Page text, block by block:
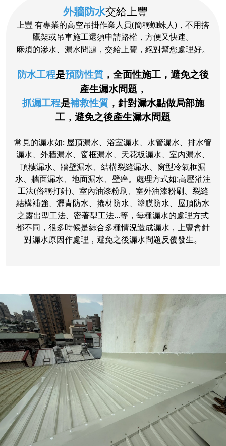
外牆防水交給上豐
上豐 有專業的高空吊掛作業人員(簡稱蜘蛛人)，不用搭
鷹架或吊車施工還須申請路權，方便又快速。
麻煩的滲水、漏水問題，交給上豐，絕對幫您處理好。
防水工程是預防性質 ，全面性施工，避免之後
產生漏水問題，
抓漏工程是補救性質，針對漏水點做局部施
工，避免之後產生漏水問題
常見的漏水如: 屋頂漏水、浴室漏水、水管漏水、排水管
漏水、外牆漏水、窗框漏水、天花板漏水、室內漏水、
頂樓漏水、牆壁漏水、結構裂縫漏水、窗型冷氣框漏
水、牆面漏水、地面漏水、壁癌。處理方式如:高壓灌注
工法(俗稱打針)、室內油漆粉刷、室外油漆粉刷、裂縫
結構補強、瀝青防水、捲材防水、塗膜防水、屋頂防水
之露出型工法、密著型工法...等， 每種漏水的處理方式
都不同，很多時候是綜合多種情況造成漏水，上豐會針
對漏水原因作處理，避免之後漏水問題反覆發生。